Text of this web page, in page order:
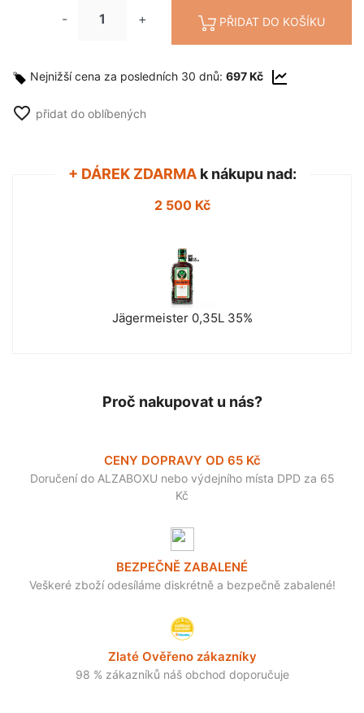
- + PŘIDAT DO KOŠÍKU
Nejnižší cena za posledních 30 dnů: 697 Kč
favorite_border přidat do oblíbených
+ DÁREK ZDARMAk nákupu nad:
2 500 Kč
Jägermeister 0,35L 35%
Proč nakupovat u nás?
CENY DOPRAVY OD 65 Kč
Doručení do ALZABOXU nebo výdejního místa DPD za 65
Kč
BEZPEČNĚ ZABALENÉ
Veškeré zboží odesíláme diskrétně a bezpečně zabalené!
Zlaté Ověřeno zákazníky
98 % zákazníků náš obchod doporučuje